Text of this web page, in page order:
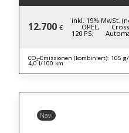
12.700 €
inkl. 19% MwSt.
OPEL,
120 PS,
CO₂-Emissionen (kombiniert): 105
4,0 l/100 km
Navi